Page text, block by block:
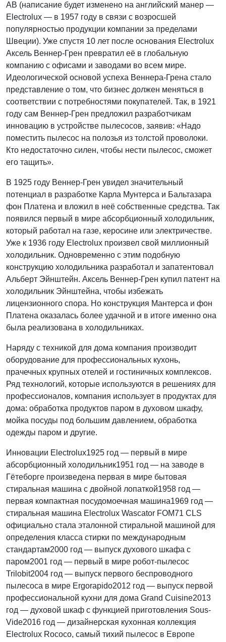
AB (написание будет изменено на английский манер —
Electrolux — в 1957 году в связи с возросшей
популярностью продукции компании за пределами
Швеции). Уже спустя 10 лет после основания Electrolux
Аксель Веннер-Грен превратил её в глобальную
компанию с офисами и заводами во всем мире.
Идеологической основой успеха Веннера-Грена стало
представление о том, что бизнес должен меняться в
соответствии с потребностями покупателей. Так, в 1921
году сам Веннер-Грен предложил разработчикам
инновацию в устройстве пылесосов, заявив: «Надо
поместить пылесос на полозья из толстой проволоки.
Кто недостаточно силен, чтобы нести пылесос, сможет
его тащить».
В 1925 году Веннер-Грен увидел значительный
потенциал в разработке Карла Мунтерса и Бальтазара
фон Платена и вложил в неё собственные средства. Так
появился первый в мире абсорбционный холодильник,
который работал на газе, керосине или электричестве.
Уже к 1936 году Electrolux произвел свой миллионный
холодильник. Одновременно с этим подобную
конструкцию холодильника разработал и запатентовал
Альберт Эйнштейн. Аксель Веннер-Грен купил патент на
холодильник Эйнштейна, чтобы избежать
лицензионного спора. Но конструкция Мантерса и фон
Платена оказалась более удачной и в итоге именно она
была реализована в холодильниках.
Наряду с техникой для дома компания производит
оборудование для профессиональных кухонь,
прачечных крупных отелей и гостиничных комплексов.
Ряд технологий, которые используются в решениях для
профессионалов, компания использует в продуктах для
дома: обработка продуктов паром в духовом шкафу,
мойка посуды под большим давлением, обработка
одежды паром и другие.
Инновации Electrolux1925 год — первый в мире
абсорбционный холодильник1951 год — на заводе в
Гётеборге произведена первая в мире бытовая
стиральная машина с двойной лопаткой1958 год —
первая компактная посудомоечная машина1969 год —
стиральная машина Electrolux Wascator FOM71 CLS
официально стала эталонной стиральной машиной для
определения класса стирки по международным
стандартам2000 год — выпуск духового шкафа с
паром2001 год — первый в мире робот-пылесос
Trilobit2004 год — выпуск первого беспроводного
пылесоса в мире Ergorapido2012 год — выпуск первой
профессиональной кухни для дома Grand Cuisine2013
год — духовой шкаф с функцией приготовления Sous-
Vide2016 год — дизайнерская кухонная коллекция
Electrolux Rococo, самый тихий пылесос в Европе